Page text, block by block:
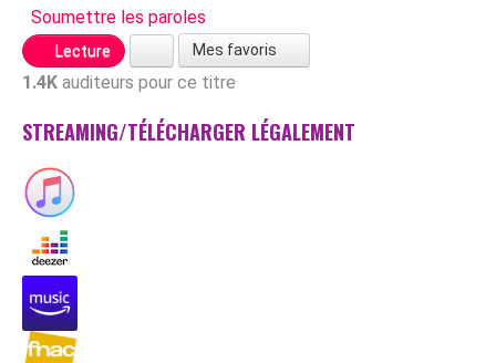
Soumettre les paroles
Lecture Mes favoris
1.4K auditeurs pour ce titre
STREAMING/TÉLÉCHARGER LÉGALEMENT